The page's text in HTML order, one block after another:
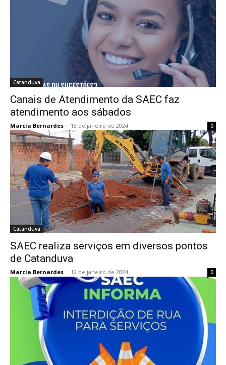
Catanduva
Canais de Atendimento da SAEC faz
atendimento aos sábados
Marcia Bernardes - 13 de janeiro de 2024 0
Catanduva
SAEC realiza serviços em diversos pontos
de Catanduva
Marcia Bernardes - 12 de janeiro de 2024 0